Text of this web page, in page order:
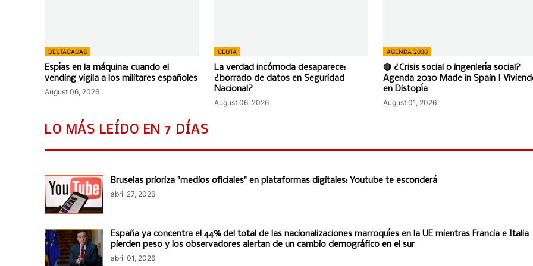
DESTACADAS
Espías en la máquina: cuando el
vending vigila a los militares españoles
August 06, 2026
CEUTA
La verdad incómoda desaparece:
¿borrado de datos en Seguridad
Nacional?
August 06, 2026
AGENDA 2030
🔴 ¿Crisis social o ingeniería social?
Agenda 2030 Made in Spain |
en Distopía
August 01, 2026
LO MÁS LEÍDO EN 7 DÍAS
Bruselas prioriza "medios oficiales" en plataformas digitales: Youtube te esconderá
abril 27, 2026
España ya concentra el 44% del total de las nacionalizaciones marroquíes en la UE mientras Francia e Italia
pierden peso y los observadores alertan de un cambio demográfico en el sur
abril 01, 2026